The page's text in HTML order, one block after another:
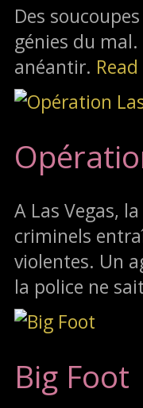
Des
génies du
anéantir.
A Las Vegas,
criminels
violentes. Un
la police ne
Big Foot